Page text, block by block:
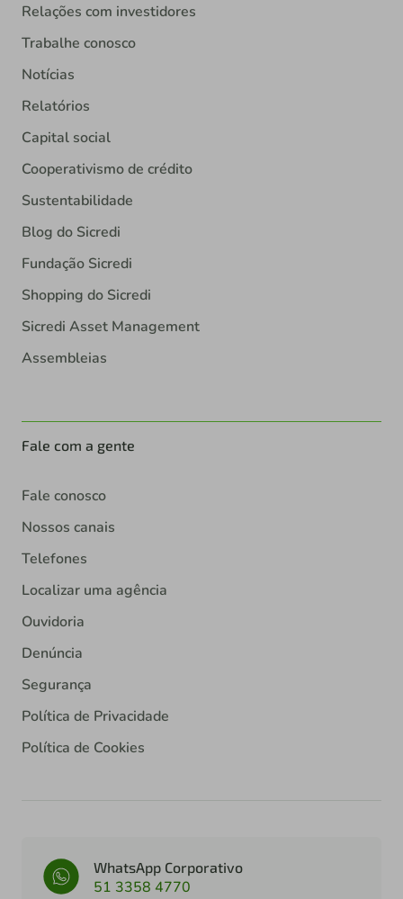
Relações com investidores
Trabalhe conosco
Notícias
Relatórios
Capital social
Cooperativismo de crédito
Sustentabilidade
Blog do Sicredi
Fundação Sicredi
Shopping do Sicredi
Sicredi Asset Management
Assembleias
Fale com a gente
Fale conosco
Nossos canais
Telefones
Localizar uma agência
Ouvidoria
Denúncia
Segurança
Política de Privacidade
Política de Cookies
WhatsApp Corporativo
51 3358 4770